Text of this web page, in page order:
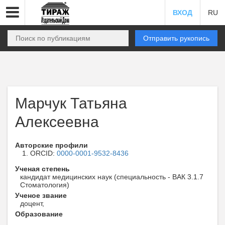
ВХОД RU
Отправить рукопись
Марчук Татьяна
Алексеевна
Авторские профили
ORCID: 0000-0001-9532-8436
Ученая степень
кандидат медицинских наук (специальность - ВАК 3.1.7
Стоматология)
Ученое звание
доцент,
Образование